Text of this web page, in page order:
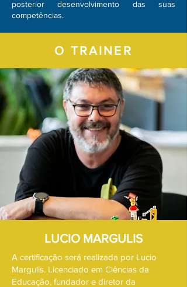
posterior desenvolvimento das suas
competências.
O TRAINER
LUCIO MARGULIS
A certificação será realizada por Lucio
Margulis. Licenciado em Ciências da
Educação, fundador e diretor da